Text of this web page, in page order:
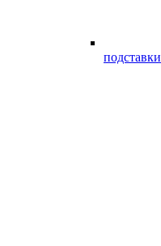
подставки